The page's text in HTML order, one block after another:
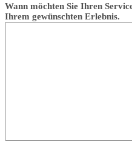
Wann möchten Sie Ihren
Ihrem gewünschten Erlebnis.